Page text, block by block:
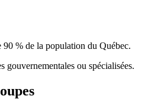
90 % de la population du Québec.
gouvernementales ou spécialisées.